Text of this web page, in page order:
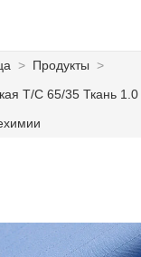
Deutsch
> Продукты >
T/C 65/35 Ткань